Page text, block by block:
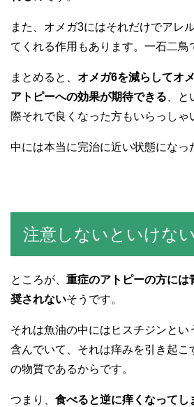
また、オメガ3にはそれだけでアレ
てくれる作用もあります。一石二鳥
まとめると、 オメガ6を減らしてオ
アトピーへの効果が期待できる 、
際それで良くなった方もいらっしゃ
中には本当に完治に近い状態になっ
注意しないといけな
ところが、 重症のアトピーの方には
奨されないそうです。
それは魚油の中にはヒスチジンとい
含んでいて、それは痒みを引き起こ
の物質であるからです。
つまり、 食べると逆に痒くなってし